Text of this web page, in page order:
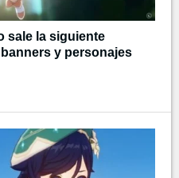
sale la siguiente
y personajes